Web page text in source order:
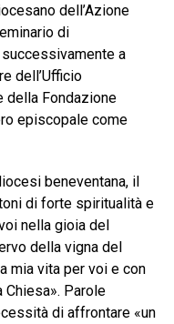
dell’Azione
di
a
dell’Ufficio
della Fondazione
episcopale come
beneventana, il
di forte spiritualità e
nella gioia del
della vigna del
mia vita per voi e con
Parole
di affrontare «un